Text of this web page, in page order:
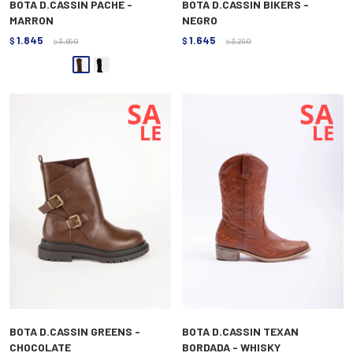
BOTA D.CASSIN PACHE -
MARRON
$ 1.845 $ 3.690
BOTA D.CASSIN BIKERS -
NEGRO
$ 1.645 $ 3.290
BOTA D.CASSIN GREENS -
CHOCOLATE
BOTA D.CASSIN TEXAN
BORDADA - WHISKY